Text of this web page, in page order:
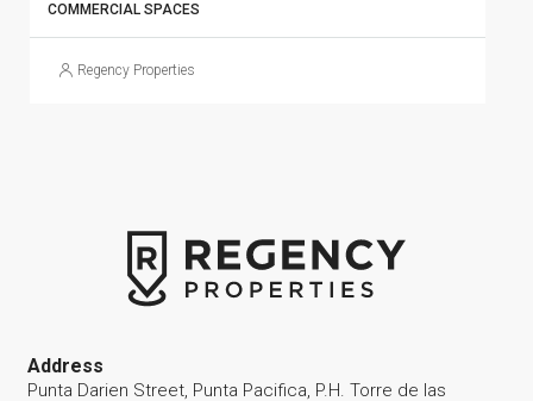
COMMERCIAL SPACES
Regency Properties
Address
Punta Darien Street, Punta Pacifica, P.H. Torre de las